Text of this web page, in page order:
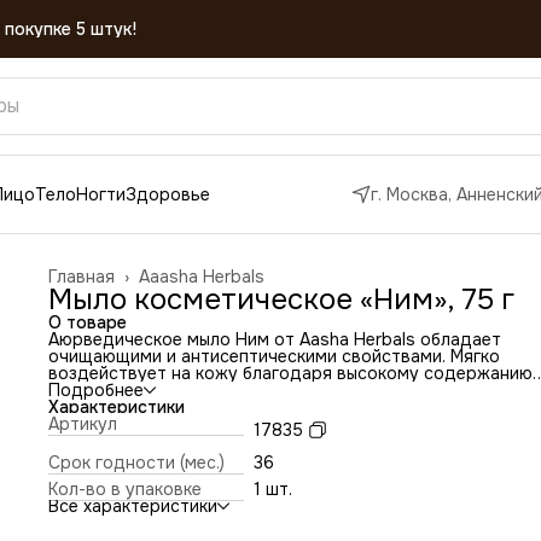
ТелоНогтиЗдоровье г. Москва,
Aaasha Herbals
Главная ›
Мыло косметическое «Ним», 75 г
О товаре
Аюрведическое мыло Ним от Aasha Herbals обладает
очищающими и антисептическими свойствами. Мягко
воздействует на кожу благодаря высокому содержанию
витамина Е. Удаляет загрязнения с любого участка кожи,
глубоко очищает поры и кроме всего прочего питает
#Активные компоненты
Ним, обеспечивает чистоту кожи на долгое время,
от инфекций и вредных бактерий.
Подходит для всех типов кожи. Применяется для тела и
лица.
#Основные свойства
Подробнее
Характеристики
Артикул
17835
Срок годности (мес.)
36
Кол-во в упаковке
1 шт.
Все характеристики